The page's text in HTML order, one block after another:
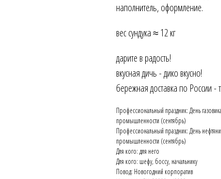
наполнитель, оформление.
вес сундука ≈ 12 кг
дарите в радость!
вкусная дичь - дико вкусно!
бережная доставка по России
Профессиональный праздник: День
промышленности (сентябрь)
Профессиональный праздник: День
промышленности (сентябрь)
Для кого: для него
Для кого: шефу, боссу, начальнику
Повод: Новогодний корпоратив